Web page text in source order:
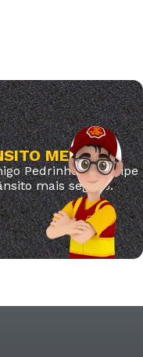
MELHOR
Pedrinho. Participe
mais seguro.